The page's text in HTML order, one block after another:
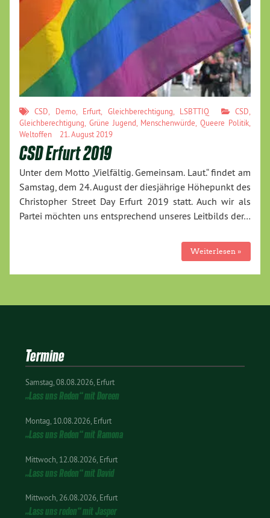
CSD, Demo, Erfurt, Gleichberechtigung, LSBTTIQ CSD,
Gleichberechtigung, Grüne Jugend, Menschenwürde,Queere Politik,
Weltoffen
21. August 2019
CSD Erfurt 2019
Unter dem Motto „Vielfältig. Gemeinsam. Laut.“ findet am
Samstag, dem 24. August der diesjährige Höhepunkt des
Christopher Street Day Erfurt 2019 statt. Auch wir als
Partei möchten uns entsprechend unseres Leitbilds der…
Weiterlesen »
Termine
Samstag 08.08.2026 Erfurt
„Lass uns Reden“ mit Doreen
Montag 10.08.2026 Erfurt
„Lass uns Reden“ mit Ramona
Mittwoch 12.08.2026 Erfurt
„Lass uns Reden“ mit David
Mittwoch 26.08.2026 Erfurt
„Lass uns reden“ mit Jasper